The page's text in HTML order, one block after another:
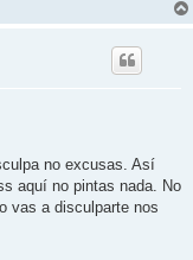
no excusas. Así
aquí no pintas nada. No
vas a disculparte nos